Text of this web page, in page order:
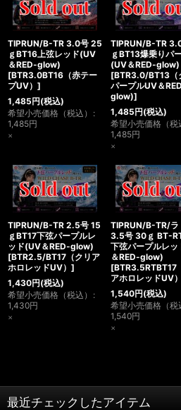
TIPRUN/B-TR 3.0号 25
ｇBT16上弦レッド(UV
＆RED-glow)
[BTR3.0BT16（赤テー
プUV） ]
1,485円(税込)
希望小売価格（税込） :
1,485円
×
TIPRUN/B-TR
ｇBT13爆乗りパ
(UV＆RED-glow)
[BTR3.0/BT13（
パープルUV＆
glow)]
1,485円(税込)
希望小売価格（税
1,485円
×
TIPRUN/B-TR 2.5号 15
ｇBT17下弦パープルレ
ッド(UV＆RED-glow)
[BTR2.5/BT17（クリア
ホロレッドUV） ]
1,430円(税込)
希望小売価格（税込） :
1,430円
×
TIPRUN/B-TR/ラ
3.5号 30ｇ BT-
下弦パープルレ
＆RED-glow)
[BTR3.5RTBT17
アホロレッドUV）
1,540円(税込)
希望小売価格（税
1,540円
×
最近チェックしたアイテム